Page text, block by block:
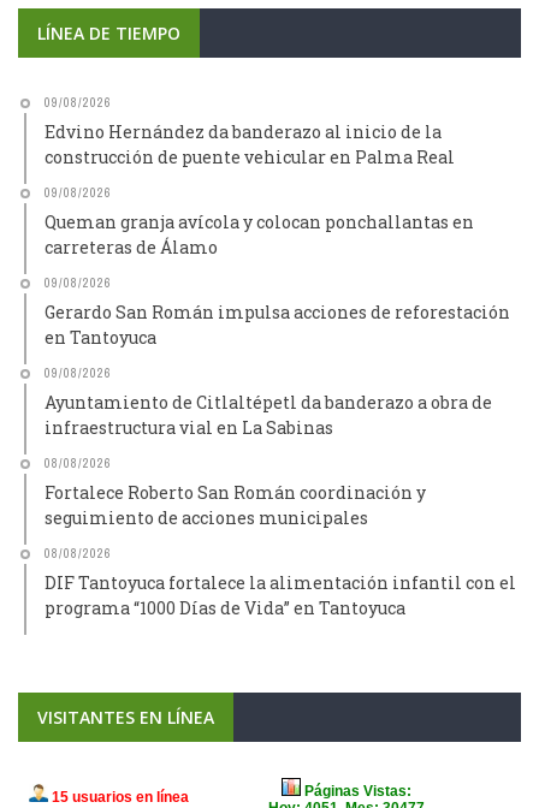
LÍNEA DE TIEMPO
09/08/2026
Edvino Hernández da banderazo al inicio de la
construcción de puente vehicular en Palma Real
09/08/2026
Queman granja avícola y colocan ponchallantas en
carreteras de Álamo
09/08/2026
Gerardo San Román impulsa acciones de reforestación
en Tantoyuca
09/08/2026
Ayuntamiento de Citlaltépetl da banderazo a obra de
infraestructura vial en La Sabinas
08/08/2026
Fortalece Roberto San Román coordinación y
seguimiento de acciones municipales
08/08/2026
DIF Tantoyuca fortalece la alimentación infantil con el
programa “1000 Días de Vida” en Tantoyuca
VISITANTES EN LÍNEA